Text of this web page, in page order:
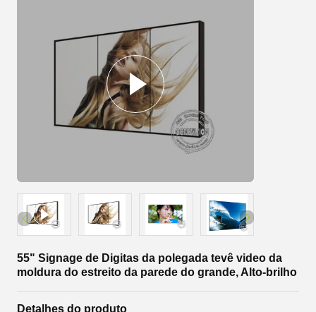
55" Signage de Digitas da polegada tevê video da
moldura do estreito da parede do grande, Alto-brilho
Detalhes do produto